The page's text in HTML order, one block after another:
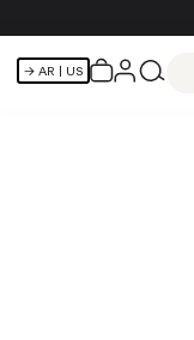
AR | US →